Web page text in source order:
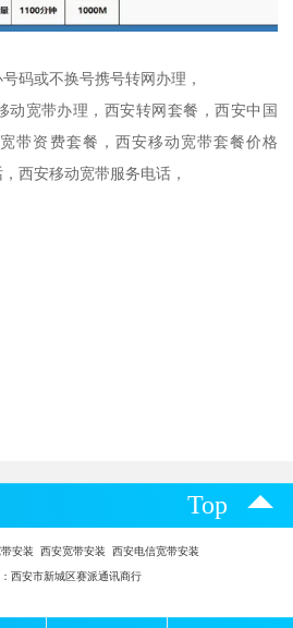
码或不换号携号转网办理，
动宽带办理，西安转网套餐，西安中国
带资费套餐，西安移动宽带套餐价格
西安移动宽带服务电话，
Top
带安装 西安宽带安装 西安电信宽带安装
西安市新城区赛派通讯商行